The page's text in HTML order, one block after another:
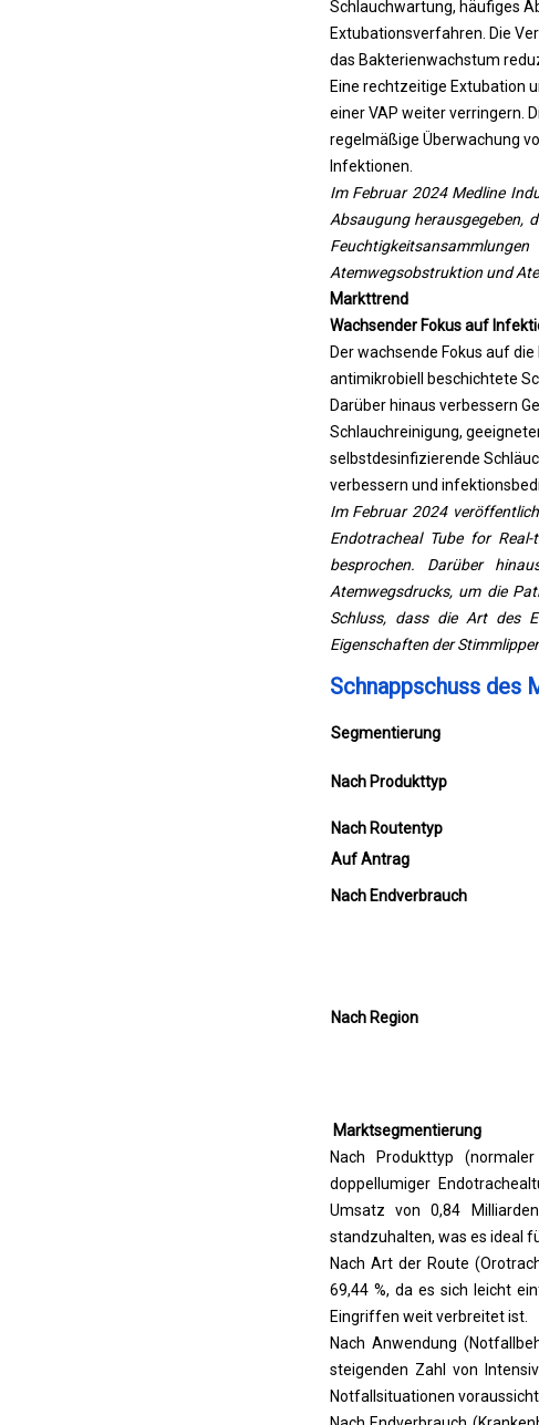
Extubationsverfahren. Die
das Bakterienwachstum
Eine rechtzeitige Extubation
einer VAP weiter verringern.
regelmäßige Überwachung
Infektionen.
Im Februar 2024 Medline
Absaugung herausgegeben,
Atemwegsobstruktion und
Markttrend
Wachsender Fokus auf
Der wachsende Fokus auf
antimikrobiell beschichtete
Darüber hinaus verbessern
Schlauchreinigung,
selbstdesinfizierende
verbessern und
Im Februar 2024
Endotracheal Tube for
besprochen. Darüber
Atemwegsdrucks, um die
Schluss, dass die Art des
Eigenschaften der
Schnappschuss des
Segmentierung
Nach Produkttyp
Nach Routentyp
Auf Antrag
Nach Endverbrauch
Nach Region
Marktsegmentierung
Nach Produkttyp
doppellumiger
Umsatz von 0,84
standzuhalten, was es ideal
Nach Art der Route
69,44 %, da es sich leicht
Eingriffen weit verbreitet ist.
Nach Anwendung
steigenden Zahl von
Notfallsituationen
Nach Endverbrauch